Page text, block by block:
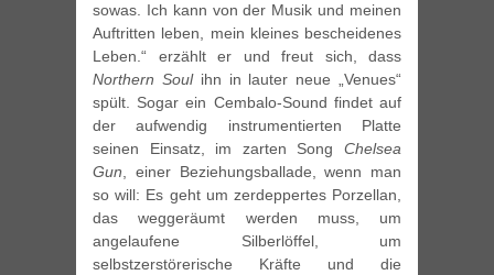
sowas. Ich kann von der Musik und meinen
Auftritten leben, mein kleines bescheidenes
Leben.“ erzählt er und freut sich, dass
Northern Soulihn in lauter neue „Venues“
spült. Sogar ein Cembalo-Sound findet auf
der aufwendig instrumentierten Platte
seinen Einsatz, im zarten Song Chelsea
Gun, einer Beziehungsballade, wenn man
so will: Es geht um zerdeppertes Porzellan,
das weggeräumt werden muss, um
angelaufene Silberlöffel, um
selbstzerstörerische Kräfte und die